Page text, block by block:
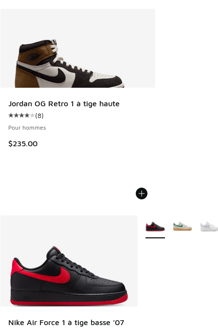
Jordan OG Retro 1 à tige haute
Cote moyenne du client - [4 sur 5 étoiles], 8 commentaires
(8)
Pour hommes
$235.00
Nike Air Force 1 à tige basse ’07
Plus de couleurs